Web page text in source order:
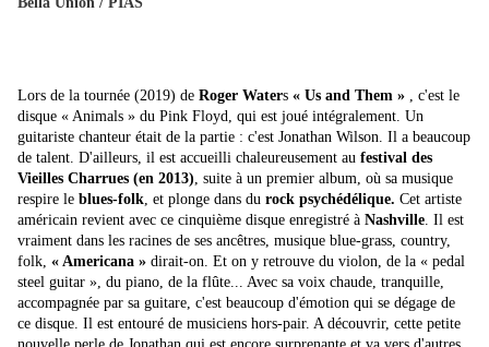
Lors de la tournée (2019) de Roger Waters « Us and Them » , c'est le
disque « Animals » du Pink Floyd, qui est joué intégralement. Un
guitariste chanteur était de la partie : c'est Jonathan Wilson. Il a beaucoup
de talent. D'ailleurs, il est accueilli chaleureusement au festival des
Vieilles Charrues (en 2013), suite à un premier album, où sa musique
respire le blues-folk, et plonge dans du rock psychédélique. Cet artiste
américain revient avec ce cinquième disque enregistré à Nashville. Il est
vraiment dans les racines de ses ancêtres, musique blue-grass, country,
folk, « Americana » dirait-on. Et on y retrouve du violon, de la « pedal
steel guitar », du piano, de la flûte... Avec sa voix chaude, tranquille,
accompagnée par sa guitare, c'est beaucoup d'émotion qui se dégage de
ce disque. Il est entouré de musiciens hors-pair. A découvrir, cette petite